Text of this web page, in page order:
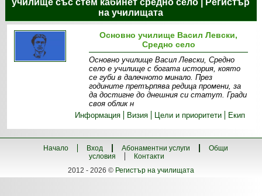
училище със стем кабинет средно село | Регистър
на училищата
Основно училище Васил Левски,
Средно село
Основно училище Васил Левски, Средно
село е училище с богата история, която
се губи в далечното минало. През
годините претърпява редица промени, за
да достигне до днешния си статут. Гради
своя облик н
Информация
Визия Цели и приоритети Екип
Начало Вход Абонаментни услуги
Общи
условия
Контакти
2012 - 2026 © Регистър на училищата